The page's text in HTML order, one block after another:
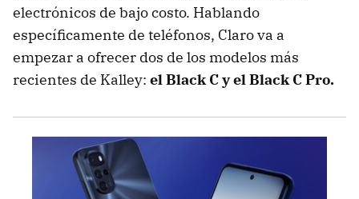
electrónicos de bajo costo. Hablando
específicamente de teléfonos, Claro va a
empezar a ofrecer dos de los modelos más
recientes de Kalley: el Black C y el Black C Pro.